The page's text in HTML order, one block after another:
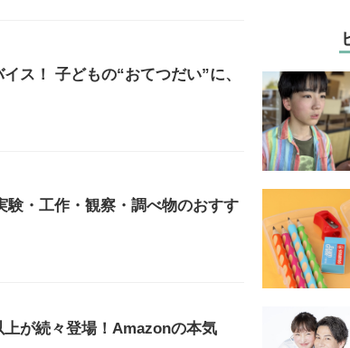
ス！ 子どもの“おてつだい”に、
・工作・観察・調べ物のおすす
上が続々登場！Amazonの本気